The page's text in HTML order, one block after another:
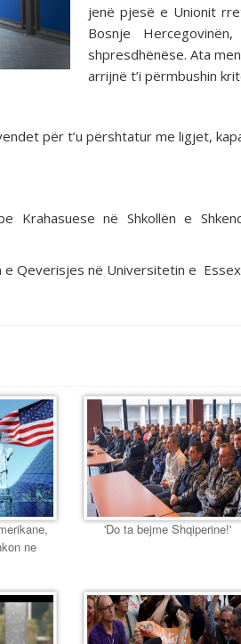
jenë pjesë e Unionit
Bosnje
shpresdhënëse. Ata
arrijnë t’i përmbushin
për t’u përshtatur me ligjet,
në Shkollën e
Qeverisjes në Universitetin e
ne
'Do ta bejme Shqiperine!'